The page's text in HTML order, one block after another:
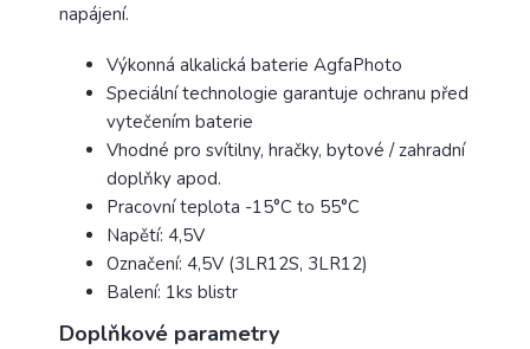
napájení.
Výkonná alkalická baterie AgfaPhoto
Speciální technologie garantuje ochranu před
vytečením baterie
Vhodné pro svítilny, hračky, bytové / zahradní
doplňky apod.
Pracovní teplota -15°C to 55°C
Napětí: 4,5V
Označení: 4,5V (3LR12S, 3LR12)
Balení: 1ks blistr
Doplňkové parametry